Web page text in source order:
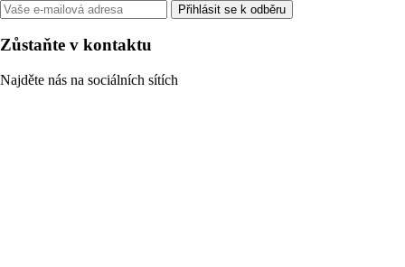
Přihlásit se k odběru
Zůstaňte v kontaktu
Najděte nás na sociálních sítích